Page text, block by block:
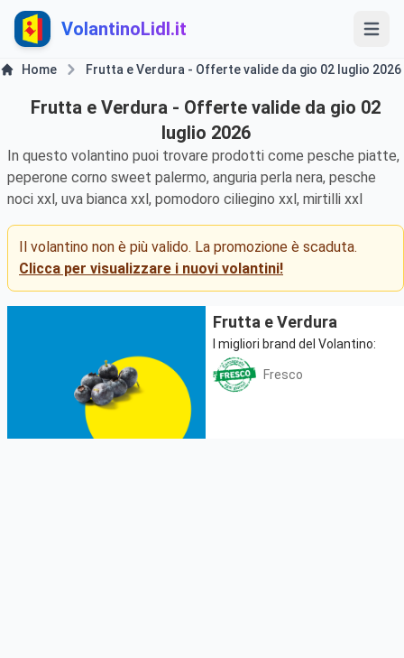
VolantinoLidl.it
Home Frutta e Verdura - Offerte valide da gio 02 luglio 2026
Frutta e Verdura - Offerte valide da gio 02
luglio 2026
In questo volantino puoi trovare prodotti come pesche piatte,
peperone corno sweet palermo, anguria perla nera, pesche
noci xxl, uva bianca xxl, pomodoro ciliegino xxl, mirtilli xxl
Il volantino non è più valido. La promozione è scaduta.
Clicca per visualizzare i nuovi volantini!
Frutta e Verdura
I migliori brand del Volantino:
Fresco